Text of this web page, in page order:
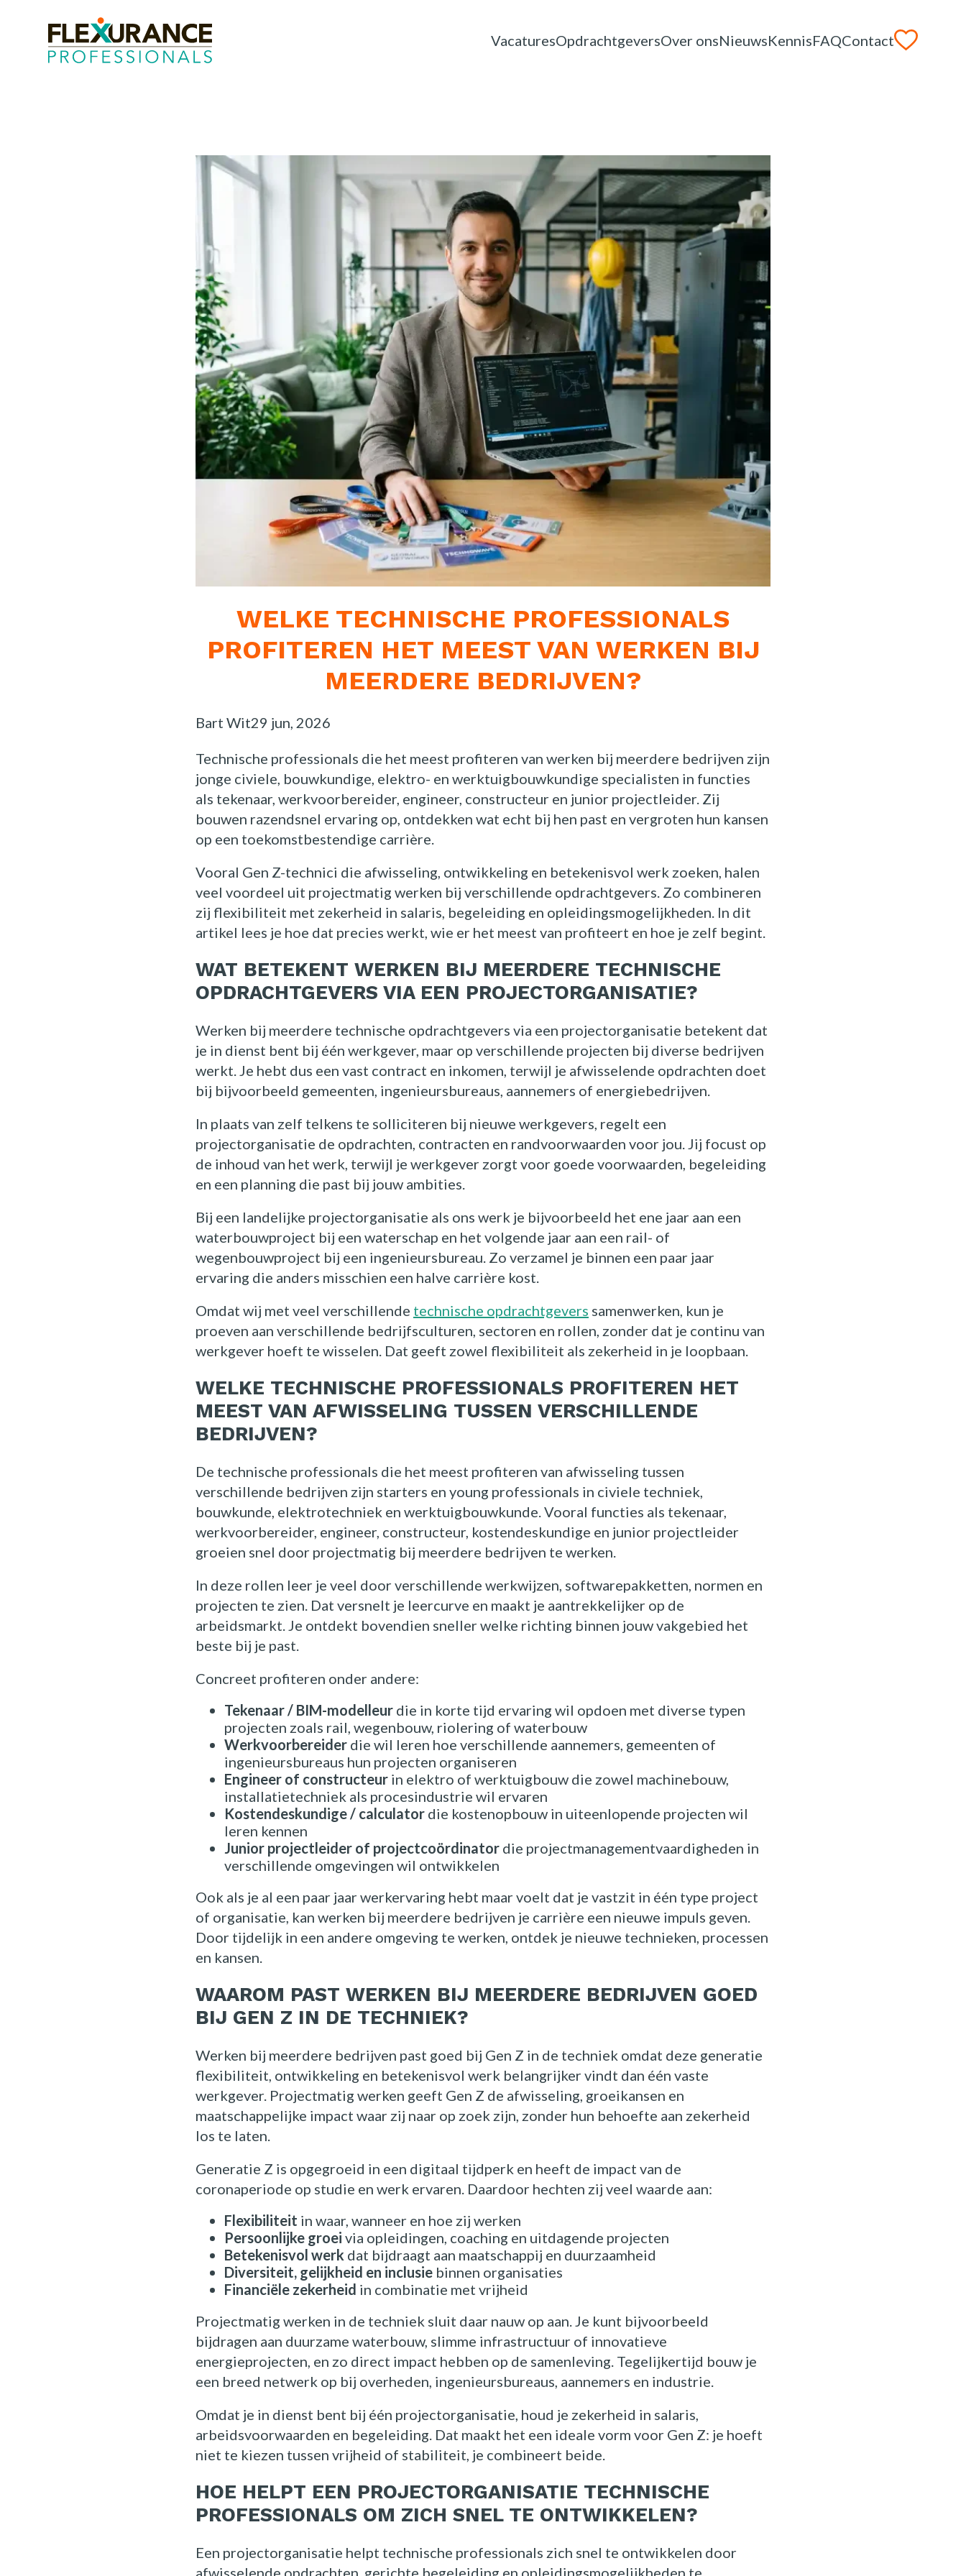
VacaturesOpdrachtgeversOver onsNieuwsKennisFAQContact
Home
Opdrachtgevers
Over ons
Nieuws
Kennis
FAQ
Vacatures
WELKE TECHNISCHE PROFESSIONALS
PROFITEREN HET MEEST VAN WERKEN BIJ
MEERDERE BEDRIJVEN?
Posted
Bart Wit29 jun, 2026
Technische professionals die het meest profiteren van werken bij meerdere bedrijven zijn
jonge civiele, bouwkundige, elektro- en werktuigbouwkundige specialisten in functies
als tekenaar, werkvoorbereider, engineer, constructeur en junior projectleider. Zij
bouwen razendsnel ervaring op, ontdekken wat echt bij hen past en vergroten hun kansen
op een toekomstbestendige carrière.
Vooral Gen Z-technici die afwisseling, ontwikkeling en betekenisvol werk zoeken, halen
veel voordeel uit projectmatig werken bij verschillende opdrachtgevers. Zo combineren
zij flexibiliteit met zekerheid in salaris, begeleiding en opleidingsmogelijkheden. In dit
artikel lees je hoe dat precies werkt, wie er het meest van profiteert en hoe je zelf begint.
WAT BETEKENT WERKEN BIJ MEERDERE TECHNISCHE
OPDRACHTGEVERS VIA EEN PROJECTORGANISATIE?
Werken bij meerdere technische opdrachtgevers via een projectorganisatie betekent dat
je in dienst bent bij één werkgever, maar op verschillende projecten bij diverse bedrijven
werkt. Je hebt dus een vast contract en inkomen, terwijl je afwisselende opdrachten doet
bij bijvoorbeeld gemeenten, ingenieursbureaus, aannemers of energiebedrijven.
In plaats van zelf telkens te solliciteren bij nieuwe werkgevers, regelt een
projectorganisatie de opdrachten, contracten en randvoorwaarden voor jou. Jij focust op
de inhoud van het werk, terwijl je werkgever zorgt voor goede voorwaarden, begeleiding
en een planning die past bij jouw ambities.
Bij een landelijke projectorganisatie als ons werk je bijvoorbeeld het ene jaar aan een
waterbouwproject bij een waterschap en het volgende jaar aan een rail- of
wegenbouwproject bij een ingenieursbureau. Zo verzamel je binnen een paar jaar
ervaring die anders misschien een halve carrière kost.
Omdat wij met veel verschillende technische opdrachtgevers samenwerken, kun je
proeven aan verschillende bedrijfsculturen, sectoren en rollen, zonder dat je continu van
werkgever hoeft te wisselen. Dat geeft zowel flexibiliteit als zekerheid in je loopbaan.
WELKE TECHNISCHE PROFESSIONALS PROFITEREN HET
MEEST VAN AFWISSELING TUSSEN VERSCHILLENDE
BEDRIJVEN?
De technische professionals die het meest profiteren van afwisseling tussen
verschillende bedrijven zijn starters en young professionals in civiele techniek,
bouwkunde, elektrotechniek en werktuigbouwkunde. Vooral functies als tekenaar,
werkvoorbereider, engineer, constructeur, kostendeskundige en junior projectleider
groeien snel door projectmatig bij meerdere bedrijven te werken.
In deze rollen leer je veel door verschillende werkwijzen, softwarepakketten, normen en
projecten te zien. Dat versnelt je leercurve en maakt je aantrekkelijker op de
arbeidsmarkt. Je ontdekt bovendien sneller welke richting binnen jouw vakgebied het
beste bij je past.
Concreet profiteren onder andere:
Tekenaar / BIM-modelleur die in korte tijd ervaring wil opdoen met diverse typen
projecten zoals rail, wegenbouw, riolering of waterbouw
Werkvoorbereider die wil leren hoe verschillende aannemers, gemeenten of
ingenieursbureaus hun projecten organiseren
Engineer of constructeur in elektro of werktuigbouw die zowel machinebouw,
installatietechniek als procesindustrie wil ervaren
Kostendeskundige / calculator die kostenopbouw in uiteenlopende projecten wil
leren kennen
Junior projectleider of projectcoördinator die projectmanagementvaardigheden in
verschillende omgevingen wil ontwikkelen
Ook als je al een paar jaar werkervaring hebt maar voelt dat je vastzit in één type project
of organisatie, kan werken bij meerdere bedrijven je carrière een nieuwe impuls geven.
Door tijdelijk in een andere omgeving te werken, ontdek je nieuwe technieken, processen
en kansen.
WAAROM PAST WERKEN BIJ MEERDERE BEDRIJVEN GOED
BIJ GEN Z IN DE TECHNIEK?
Werken bij meerdere bedrijven past goed bij Gen Z in de techniek omdat deze generatie
flexibiliteit, ontwikkeling en betekenisvol werk belangrijker vindt dan één vaste
werkgever. Projectmatig werken geeft Gen Z de afwisseling, groeikansen en
maatschappelijke impact waar zij naar op zoek zijn, zonder hun behoefte aan zekerheid
los te laten.
Generatie Z is opgegroeid in een digitaal tijdperk en heeft de impact van de
coronaperiode op studie en werk ervaren. Daardoor hechten zij veel waarde aan:
Flexibiliteit in waar, wanneer en hoe zij werken
Persoonlijke groei via opleidingen, coaching en uitdagende projecten
Betekenisvol werk dat bijdraagt aan maatschappij en duurzaamheid
Diversiteit, gelijkheid en inclusie binnen organisaties
Financiële zekerheid in combinatie met vrijheid
Projectmatig werken in de techniek sluit daar nauw op aan. Je kunt bijvoorbeeld
bijdragen aan duurzame waterbouw, slimme infrastructuur of innovatieve
energieprojecten, en zo direct impact hebben op de samenleving. Tegelijkertijd bouw je
een breed netwerk op bij overheden, ingenieursbureaus, aannemers en industrie.
Omdat je in dienst bent bij één projectorganisatie, houd je zekerheid in salaris,
arbeidsvoorwaarden en begeleiding. Dat maakt het een ideale vorm voor Gen Z: je hoeft
niet te kiezen tussen vrijheid of stabiliteit, je combineert beide.
HOE HELPT EEN PROJECTORGANISATIE TECHNISCHE
PROFESSIONALS OM ZICH SNEL TE ONTWIKKELEN?
Een projectorganisatie helpt technische professionals zich snel te ontwikkelen door
afwisselende opdrachten, gerichte begeleiding en opleidingsmogelijkheden te